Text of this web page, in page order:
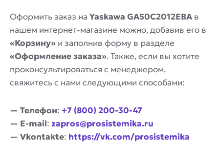
Оформить заказ на Yaskawa GA50C2012EBA в
нашем интернет-магазине можно, добавив его в
«Корзину» и заполнив форму в разделе
«Оформление заказа». Также, если вы хотите
проконсультироваться с менеджером,
свяжитесь с нами следующими способами:
— Телефон: +7 (800) 200-30-47
— E-mail: zapros@prosistemika.ru
— Vkontakte: https://vk.com/prosistemika